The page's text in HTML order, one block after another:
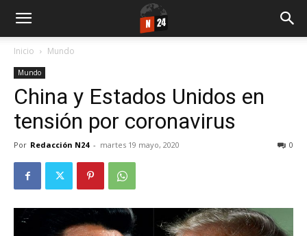
Inicio Mundo
Mundo
China y Estados Unidos en
tensión por coronavirus
Por Redacción N24 - martes 19 mayo, 2020 0